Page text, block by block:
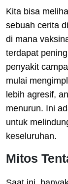
Kita bisa
sebuah cerita
di mana
terdapat
penyakit
mulai
lebih agresif,
menurun. Ini
untuk
keseluruhan.
Mitos